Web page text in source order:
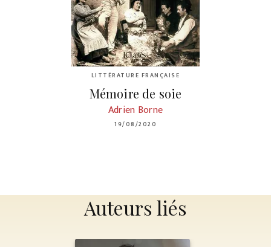
LITTÉRATURE FRANÇAISE
Mémoire de soie
Adrien Borne
19/08/2020
Auteurs liés